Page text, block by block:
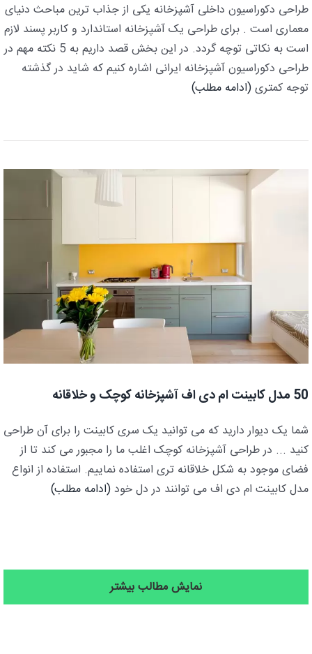
طراحی دکوراسیون داخلی آشپزخانه یکی از جذاب ترین مباحث دنیای
معماری است . برای طراحی یک آشپزخانه استاندارد و کاربر پسند لازم
است به نکاتی توچه گردد. در این بخش قصد داریم به 5 نکته مهم در
طراحی دکوراسیون آشپزخانه ایرانی اشاره کنیم که شاید در گذشته
توجه کمتری(ادامه مطلب)
50 مدل کابینت ام دی اف آشپزخانه کوچک و خلاقانه
شما یک دیوار دارید که می توانید یک سری کابینت را برای آن طراحی
کنید ... در طراحی آشپزخانه کوچک اغلب ما را مجبور می کند تا از
فضای موجود به شکل خلاقانه تری استفاده نماییم. استفاده از انواع
مدل کابینت ام دی اف می توانند در دل خود(ادامه مطلب)
نمایش مطالب بیشتر